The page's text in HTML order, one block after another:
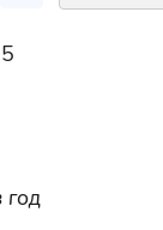
год